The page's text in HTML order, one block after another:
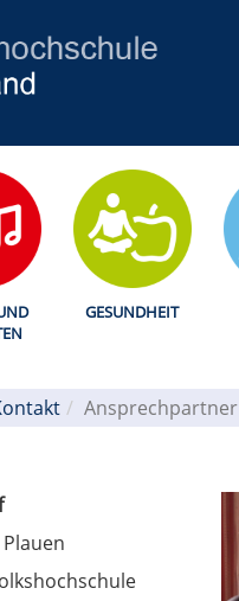
GESUNDHEIT
Ansprechpartner